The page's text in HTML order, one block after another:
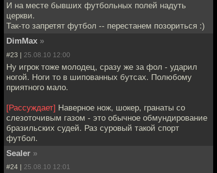
И на месте бывших футбольных полей надуть
церкви.
Так-то запретят футбол -- перестанем позориться :)
DimMax »
#23 | 25.08.10 12:00
Ну игрок тоже молодец, сразу же за фол - ударил
ногой. Ноги то в шипованных бутсах. Полюбому
приятного мало.
[Рассуждает] Наверное нож, шокер, гранаты со
слезоточивым газом - это обычное обмундирование
бразильских судей. Раз суровый такой спорт
футбол.
Sealer »
#24 | 25.08.10 12:01